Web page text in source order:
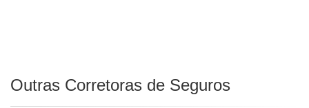
Outras Corretoras de Seguros